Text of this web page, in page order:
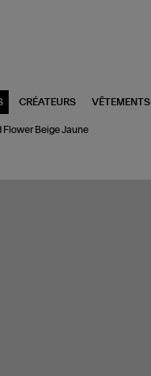
CRÉATEURS VÊTEMENTS
Flower Beige Jaune